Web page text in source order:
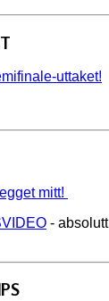
uttaket!
mitt!
- absolutt